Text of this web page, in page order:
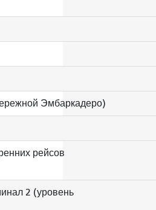
Эмбаркадеро)
рейсов
2 (уровень